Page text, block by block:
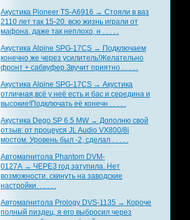
Акустика Pioneer TS-A6916 → Стояли в ваз
2110 лет так 15-20. всю жизнь играли от
мафона, даже так неплохо, н . . . . .
Акустика Alpine SPG-17CS → Подключаем
конечно же через усилитель!Желательно
фронт + сабвуфер.Звучит приятно . . . . .
Акустика Alpine SPG-17CS → Акустика
отличная,всё у неё есть и бас и середина и
высокие!Подключать её конечн . . . . .
Акустика Dego SP 6.5 MW → Дополню свой
отзыв: от процеуся JL Audio VX800/8i
мостом. Уровень был -2, сделал . . . . .
Автомагнитола Phantom DVM-
0127A → ЧЕРЕЗ год затупила. Нет
возможности. скинуть на заводские
настройки. . . . . .
Автомагнитола Prology DVS-1135 → Короче
полный пиздец, я его выбросил через